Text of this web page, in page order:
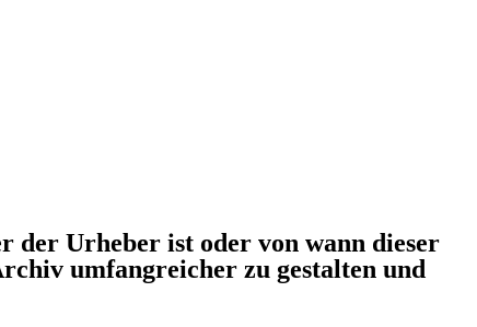
der Urheber ist oder von wann dieser
umfangreicher zu gestalten und